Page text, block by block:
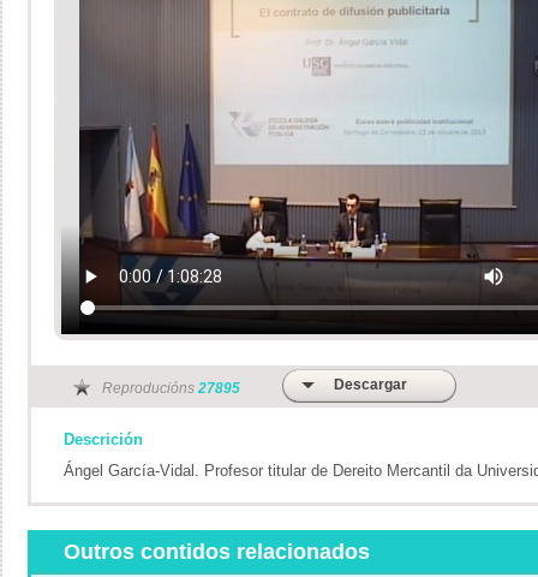
Reproducións 27895 Descargar
Descrición
Ángel García-Vidal. Profesor titular de Dereito Mercantil da
Outros contidos relacionados